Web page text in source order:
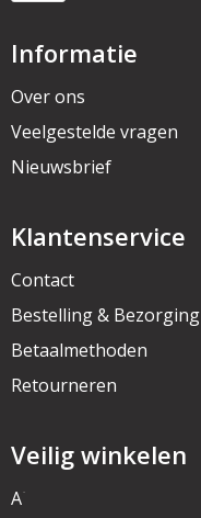
Informatie
Over ons
Veelgestelde vragen
Nieuwsbrief
Klantenservice
Contact
Bestelling & Bezorging
Betaalmethoden
Retourneren
Veilig winkelen
Algemene voorwaarden